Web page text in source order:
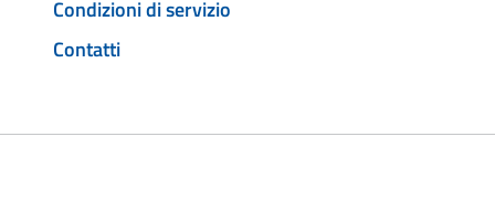
Condizioni di servizio
Contatti